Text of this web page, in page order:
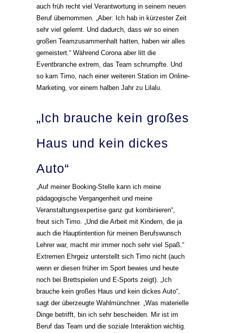
auch früh recht viel Verantwortung in seinem neuen
Beruf übernommen. „Aber: Ich hab in kürzester Zeit
sehr viel gelernt. Und dadurch, dass wir so einen
großen Teamzusammenhalt hatten, haben wir alles
gemeistert.“ Während Corona aber litt die
Eventbranche extrem, das Team schrumpfte. Und
so kam Timo, nach einer weiteren Station im Online-
Marketing, vor einem halben Jahr zu Lilalu.
„Ich brauche kein großes
Haus und kein dickes
Auto“
„Auf meiner Booking-Stelle kann ich meine
pädagogische Vergangenheit und meine
Veranstaltungsexpertise ganz gut kombinieren“,
freut sich Timo. „Und die Arbeit mit Kindern, die ja
auch die Hauptintention für meinen Berufswunsch
Lehrer war, macht mir immer noch sehr viel Spaß.“
Extremen Ehrgeiz unterstellt sich Timo nicht (auch
wenn er diesen früher im Sport bewies und heute
noch bei Brettspielen und E-Sports zeigt). „Ich
brauche kein großes Haus und kein dickes Auto“,
sagt der überzeugte Wahlmünchner. „Was materielle
Dinge betrifft, bin ich sehr bescheiden. Mir ist im
Beruf das Team und die soziale Interaktion wichtig.